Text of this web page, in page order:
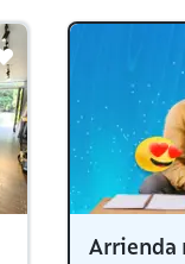
Arrienda